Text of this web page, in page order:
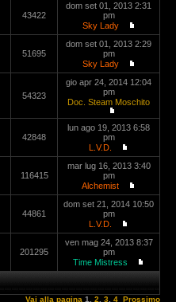
43422
dom set 01, 2013 2:31
pm
Sky Lady
51695
dom set 01, 2013 2:29
pm
Sky Lady
54323
gio apr 24, 2014 12:04
pm
Doc. Steam Moschito
42848
lun ago 19, 2013 6:58
pm
L.V.D.
116415
mar lug 16, 2013 3:40
pm
Alchemist
44861
dom set 21, 2014 10:50
pm
L.V.D.
201295
ven mag 24, 2013 8:37
pm
Time Mistress
Vai alla pagina 1 2 3 4 Prossimo